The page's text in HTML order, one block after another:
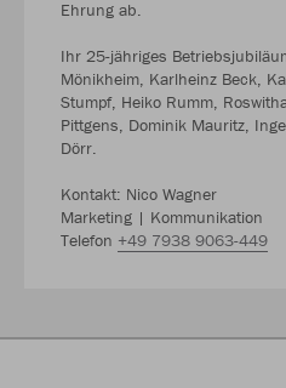
Ehrung ab.
Ihr 25-jähriges
Mönikheim, Karlheinz Beck,
Stumpf, Heiko Rumm,
Pittgens, Dominik Mauritz,
Dörr.
Kontakt: Nico Wagner
Marketing | Kommunikation
Telefon +49 7938 9063-449